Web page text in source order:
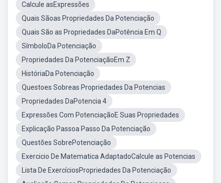
Calcule asExpressões
Quais Sãoas Propriedades Da Potenciação
Quais São as Propriedades DaPotência Em Q
SímboloDa Potenciação
Propriedades Da PotenciaçãoEm Z
HistóriaDa Potenciação
Questoes Sobreas Propriedades Da Potencias
Propriedades DaPotencia 4
Expressões Com PotenciaçãoE Suas Propriedades
Explicação Passoa Passo Da Potenciação
Questões SobrePotenciação
Exercicio De Matematica AdaptadoCalcule as Potencias
Lista De ExercíciosPropriedades Da Potenciação